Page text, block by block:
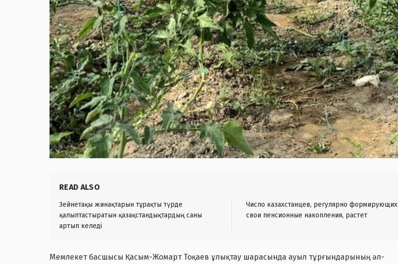
READ ALSO
Зейнетақы жинақтарын тұрақты түрде
қалыптастыратын қазақстандықтардың саны
артып келеді
Число казахстанцев, регулярно формирующих
свои пенсионные накопления, растет
Мемлекет басшысы Қасым-Жомарт Тоқаев ұлықтау шарасында ауыл тұрғындарының әл-